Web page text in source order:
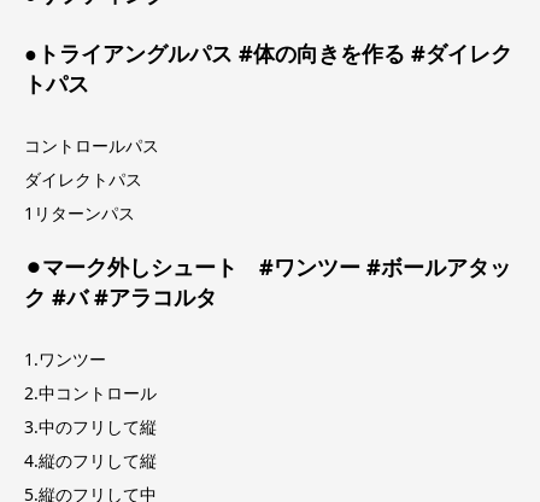
●トライアングルパス #体の向きを作る #ダイレク
トパス
コントロールパス
ダイレクトパス
1リターンパス
⚫︎マーク外しシュート #ワンツー #ボールアタッ
ク #バ #アラコルタ
1.ワンツー
2.中コントロール
3.中のフリして縦
4.縦のフリして縦
5.縦のフリして中